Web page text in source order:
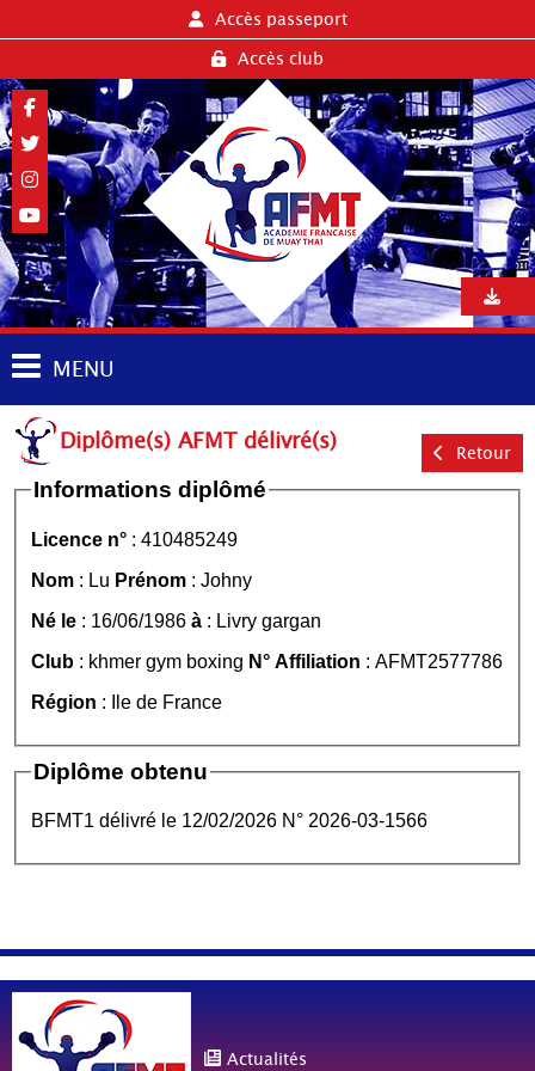
Accès passeport
Accès club
MENU
Diplôme(s) AFMT délivré(s) Retour
Informations diplômé
Licence n° : 410485249
Nom : Lu Prénom : Johny
Né le : 16/06/1986 à : Livry gargan
Club : khmer gym boxing N° Affiliation : AFMT2577786
Région : Ile de France
Diplôme obtenu
BFMT1 délivré le 12/02/2026 N° 2026-03-1566
Actualités